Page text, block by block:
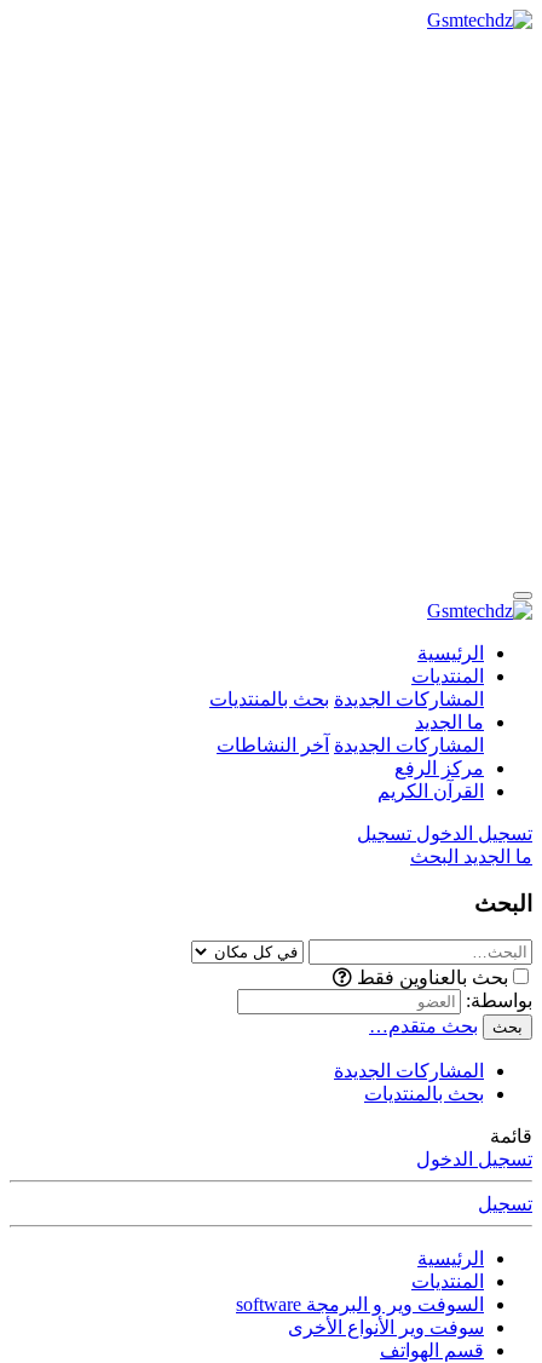
الرئيسية
المنتديات
المشاركات الجديدة بحث بالمنتديات
ما الجديد
المشاركات الجديدة آخر النشاطات
مركز الرفع
القرآن الكريم
تسجيل الدخول تسجيل
ما الجديد البحث
البحث
بحث بالعناوين فقط
بواسطة:
بحث بحث متقدم…
المشاركات الجديدة
بحث بالمنتديات
قائمة
تسجيل الدخول
تسجيل
الرئيسية
المنتديات
السوفت وير و البرمجة software
سوفت وير الأنواع الأخرى
قسم الهواتف